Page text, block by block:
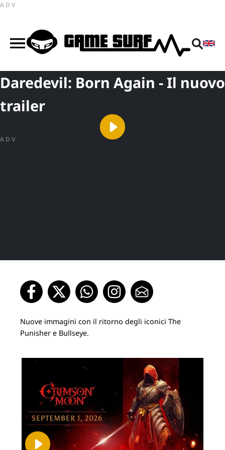
ADV
Daredevil: Born Again - Il nuovo
trailer
ADV
Nuove immagini con il ritorno degli iconici The
Punisher e Bullseye.